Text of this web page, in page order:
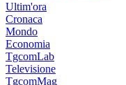
Ultim'ora
Cronaca
Mondo
Economia
TgcomLab
Televisione
TgcomMag